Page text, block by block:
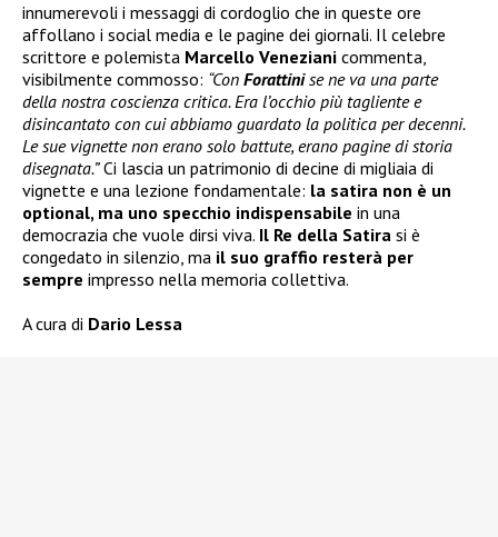
innumerevoli i messaggi di cordoglio che in queste ore
affollano i social media e le pagine dei giornali. Il celebre
scrittore e polemista Marcello Veneziani commenta,
visibilmente commosso: “Con Forattinise ne va una parte
della nostra coscienza critica. Era l’occhio più tagliente e
disincantato con cui abbiamo guardato la politica per decenni.
Le sue vignette non erano solo battute, erano pagine di storia
disegnata.”Ci lascia un patrimonio di decine di migliaia di
vignette e una lezione fondamentale: la satira non è un
optional, ma uno specchio indispensabile in una
democrazia che vuole dirsi viva. Il Re della Satira si è
congedato in silenzio, ma il suo graffio resterà per
sempre impresso nella memoria collettiva.
A cura di Dario Lessa